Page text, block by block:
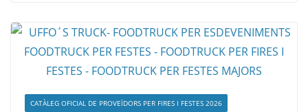
CATÀLEG OFICIAL DE PROVEÏDORS PER FIRES I FESTES 2026